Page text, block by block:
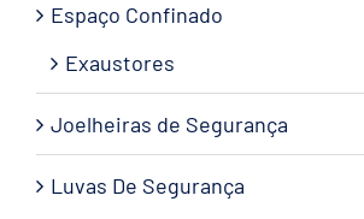
Espaço Confinado
Exaustores
Joelheiras de Segurança
Luvas De Segurança